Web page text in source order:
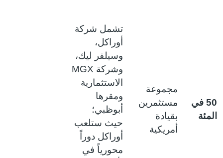
50 في
مجموعة
مستثمرين
بقيادة
أمريكية
تشمل شركة
أوراكل،
وسيلفر ليك،
وشركةMGX
الاستثمارية
ومقرها
أبوظبي؛
حيث ستلعب
أوراكل دوراً
محورياً في